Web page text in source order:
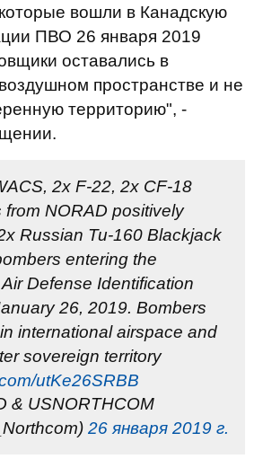
вошли в Канадскую
ПВО 26 января 2019
оставались в
пространстве и не
территорию", -
2x F-22, 2x CF-18
from NORAD positively
Russian Tu-160 Blackjack
entering the
Defense Identification
26, 2019. Bombers
international airspace and
sovereign territory
utKe26SRBB
& USNORTHCOM
26 января 2019 г.